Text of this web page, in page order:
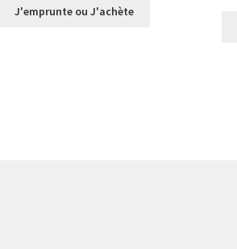
prix :
J'emprunte ou J'achète